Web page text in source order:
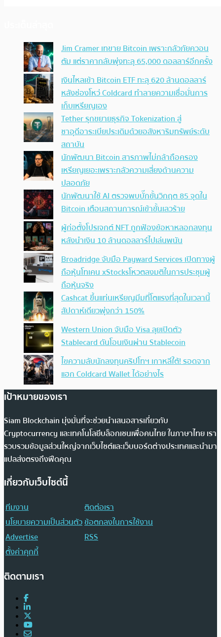
Jim Cramer เทขาย Bitcoin เพราะกลัวภัยควอน
ตัม แต่ราคากลับพุ่งทะลุ 65,000 ดอลลาร์อีกครั้ง
เงินไหลเข้า Bitcoin ETF ทะลุ 620 ล้านดอลลาร์
หลังช่องโหว่ Coldcard ทำลายความเชื่อมั่นการ
เก็บเหรียญเอง
Tether รุกขยายธุรกิจ Tokenization สู่
ซาอุดีอาระเบียประเดิมด้วยอสังหาริมทรัพย์ระดับ
สถาบัน
นักพัฒนา Bitcoin สารภาพไม่กล้าถือครอง
เหรียญเยอะเพราะกลัวความเสี่ยงด้านความ
ปลอดภัย
นักพัฒนาใช้ AI ตรวจพบบั๊กขั้นวิกฤต 85 จุดใน
Bitcoin เตือนสถานการณ์เข้าขั้นเลวร้าย
ผู้ก่อตั้งโปรเจกต์ NFT ถูกฟ้องข้อหาหลอกลงทุน
หลังนำเงิน 10 ล้านดอลลาร์ไปเล่นพนัน
Broadridge จับมือ Payward Services เปิดทางผู้
ถือหุ้นโทเคน xStocksโหวตลงมติในการประชุมผู้
ถือหุ้นจริง
Cashcat ขึ้นแท่นเหรียญมีมที่โตแรงที่สุดในเวลานี้
สัปดาห์เดียวพุ่งกว่า 150%
Western Union จับมือ Visa ลุยเปิดตัว
Stablecard ดันโอนเงินผ่าน Stablecoin
ไขความลับนักลงทุนคริปโทฯ เกาหลีใต้! รอดจาก
แฮก Coldcard Wallet ได้อย่างไร
เป้าหมายของเรา
Siam Blockchain มุ่งมั่นที่จะช่วยนำเสนอสารเกี่ยวกับ
Cryptocurrency และเทคโนโลยีบล็อกเชนเพื่อคนไทย ในภาษาไทย เรา
รวบรวมข้อมูลส่วนใหญ่จากเว็บไซต์และเว็บบอร์ดต่างประเทศและนำมา
แปลส่งตรงถึงฟีดคุณ
เกี่ยวกับเว็บไซต์นี้
ทีมงาน
ติดต่อเรา
นโยบายความเป็นส่วนตัวข้อตกลงในการใช้งาน
Advertise
RSS
ตั้งค่าคุกกี้
ติดตามเรา